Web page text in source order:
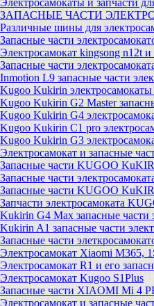
Электросамокаты и запчасти
ЗАПАСНЫЕ ЧАСТИ
Различные шины для
Запасные части
Электросамокат kingsong n12t и
Запасные части
Inmotion L9 запасные части
Kugoo Kukirin электросамокаты
Kugoo Kukirin G2 Master
Kugoo Kukirin G4
Kugoo Kukirin C1 pro
Kugoo Kukirin G3
Электросамокат и запасные
Запасные части KUGOO
Запасные части
Запасные части KUGOO
Запчасти электросамоката
Kukirin G4 Max запасные части
Kukirin A1 запасные части
Запасные части
Электросамокат Xiaomi M365,
Электросамокат R1 и его
Электросамокат Kugoo S1Plus
Запасные части XIAOMI Mi 4
Электросамокат и запасные